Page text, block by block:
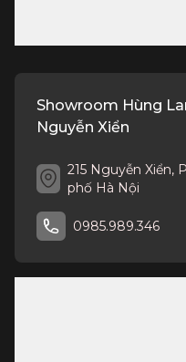
Showroom Hùng
Nguyễn Xiển
215 Nguyễn Xiển,
phố Hà Nội
0985.989.346